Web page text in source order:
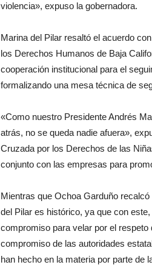
violencia», expuso la gobernadora.
Marina del Pilar resaltó el acuerdo
los Derechos Humanos de Baja
cooperación institucional para el
formalizando una mesa técnica de
«Como nuestro Presidente Andrés
atrás, no se queda nadie afuera»,
Cruzada por los Derechos de las
conjunto con las empresas para
Mientras que Ochoa Garduño
del Pilar es histórico, ya que con
compromiso para velar por el
compromiso de las autoridades
han hecho en la materia por parte de